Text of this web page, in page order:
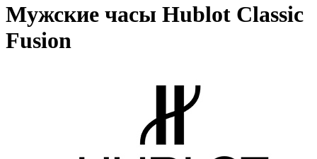
Мужские часы Hublot Classic
Fusion